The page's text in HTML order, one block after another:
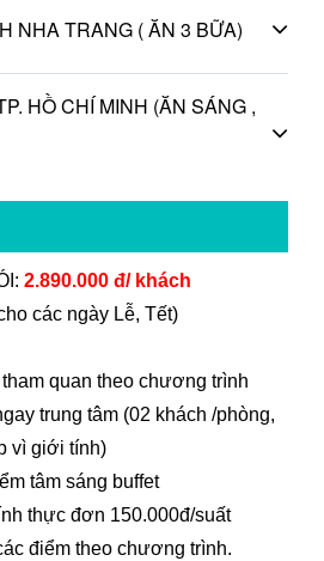
NHA TRANG ( ĂN 3 BỮA)
HỒ CHÍ MINH (ĂN SÁNG ,
2.890.000 đ/ khách
các ngày Lễ, Tết)
quan theo chương trình
trung tâm (02 khách /phòng,
vì giới tính)
tâm sáng buffet
thực đơn 150.000đ/suất
điểm theo chương trình.